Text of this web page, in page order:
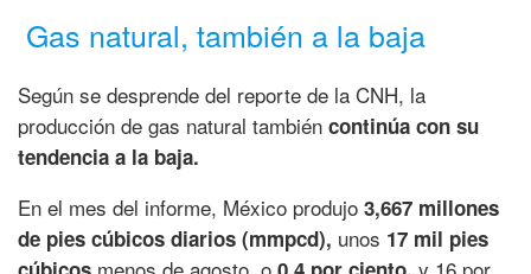
Gas natural, también a la baja
Según se desprende del reporte de la CNH, la
producción de gas natural también continúa con su
tendencia a la baja.
En el mes del informe, México produjo 3,667 millones
de pies cúbicos diarios (mmpcd), unos 17 mil pies